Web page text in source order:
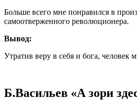
Больше всего мне понравился в
самоотверженного революционера.
Вывод:
Утратив веру в себя и бога,
Б.Васильев «А зори